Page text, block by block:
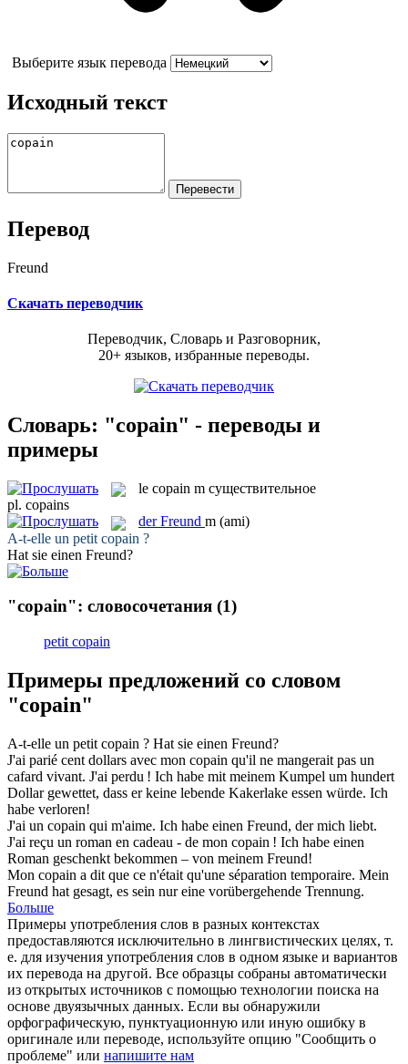
Выберите язык перевода
Исходный текст
Перевод
Freund
Скачать переводчик
Переводчик, Словарь и Разговорник,
20+ языков, избранные переводы.
Словарь: "copain" - переводы и
примеры
le copain m существительное
pl. copains
derFreund m (ami)
A-t-elle un petit copain ?
Hat sie einen Freund?
"copain": словосочетания (1)
petit copain
Примеры предложений со словом
"copain"
A-t-elle un petit copain ? Hat sie einen Freund?
J'ai parié cent dollars avec mon copain qu'il ne mangerait pas un
cafard vivant. J'ai perdu ! Ich habe mit meinem Kumpel um hundert
Dollar gewettet, dass er keine lebende Kakerlake essen würde. Ich
habe verloren!
J'ai un copain qui m'aime. Ich habe einen Freund, der mich liebt.
J'ai reçu un roman en cadeau - de mon copain ! Ich habe einen
Roman geschenkt bekommen – von meinem Freund!
Mon copain a dit que ce n'était qu'une séparation temporaire. Mein
Freund hat gesagt, es sein nur eine vorübergehende Trennung.
Больше
Примеры употребления слов в разных контекстах
предоставляются исключительно в лингвистических целях, т.
е. для изучения употребления слов в одном языке и вариантов
их перевода на другой. Все образцы собраны автоматически
из открытых источников с помощью технологии поиска на
основе двуязычных данных. Если вы обнаружили
орфографическую, пунктуационную или иную ошибку в
оригинале или переводе, используйте опцию "Сообщить о
проблеме" или напишите нам